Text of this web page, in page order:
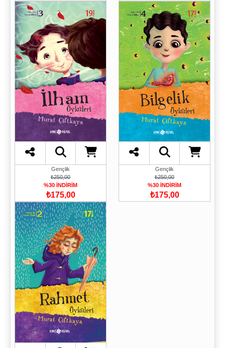
Gençlik
₺250,00
%30 İNDİRİM
₺175,00
Gençlik
₺250,00
%30 İNDİRİM
₺175,00